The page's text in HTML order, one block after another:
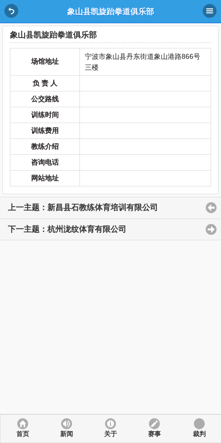
象山县凯旋跆拳道俱乐部
象山县凯旋跆拳道俱乐部
场馆地址
宁波市象山县丹东街道象山港路866号
三楼
负 责 人
公交路线
训练时间
训练费用
教练介绍
咨询电话
网站地址
上一主题：新昌县石教练体育培训有限公司
下一主题：杭州泷纹体育有限公司
首页 新闻 关于 赛事 裁判